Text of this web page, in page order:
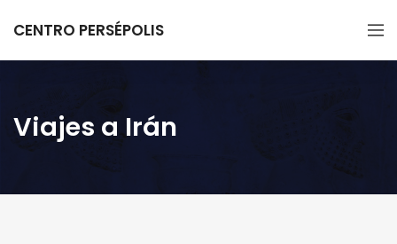
CENTRO PERSÉPOLIS
Viajes a Irán